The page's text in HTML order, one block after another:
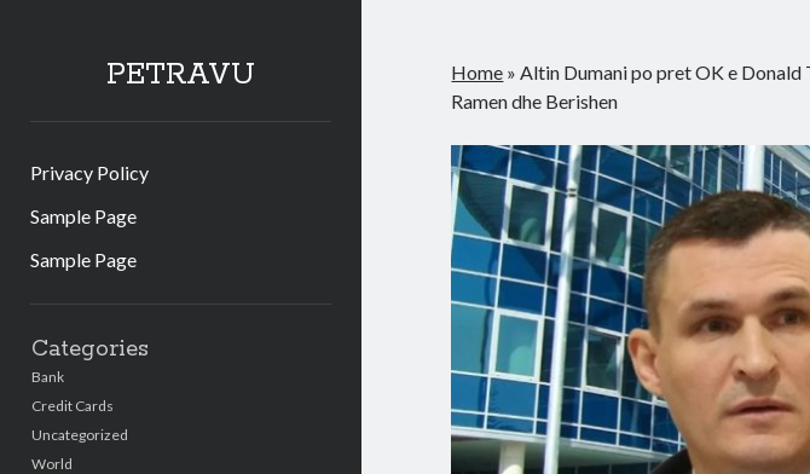
PETRAVU
Privacy Policy
Sample Page
Sample Page
Categories
Bank
Credit Cards
Uncategorized
World
Home »Altin Dumani po pret OK e Donald
Ramen dhe Berishen